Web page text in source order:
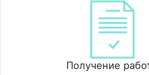
Получение